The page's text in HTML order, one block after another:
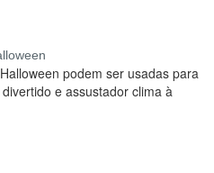
podem ser usadas para
e assustador clima à